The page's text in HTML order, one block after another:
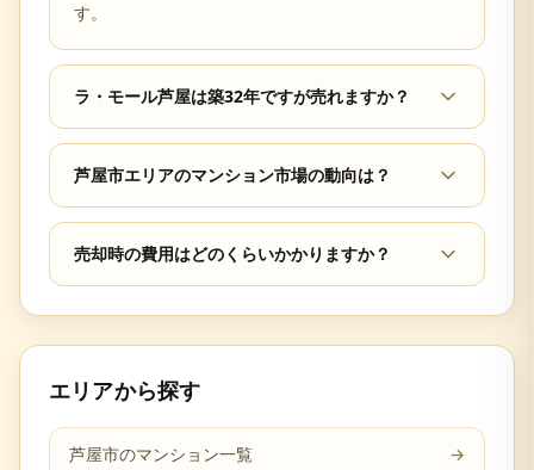
す。
ラ・モール芦屋は築32年ですが売れますか？
芦屋市エリアのマンション市場の動向は？
売却時の費用はどのくらいかかりますか？
エリアから探す
芦屋市のマンション一覧 →